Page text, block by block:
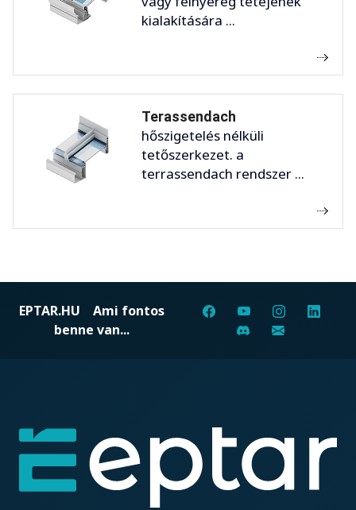
kialakítására ...
Terassendach
hőszigetelés nélküli
tetőszerkezet. a
terrassendach rendszer ...
EPTAR.HU Ami fontos
benne van...